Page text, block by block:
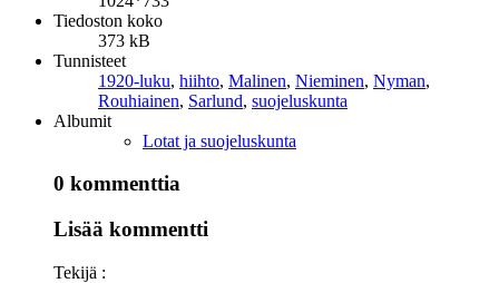
Tiedoston koko
373 kB
Tunnisteet
1920-luku, hiihto, Malinen, Nieminen, Nyman,
Rouhiainen, Sarlund, suojeluskunta
Albumit
Lotat ja suojeluskunta
0 kommenttia
Lisää kommentti
Tekijä :